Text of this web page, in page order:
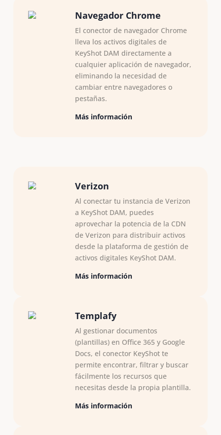
Navegador Chrome
El conector de navegador Chrome
lleva los activos digitales de
KeyShot DAM directamente a
cualquier aplicación de navegador,
eliminando la necesidad de
cambiar entre navegadores o
pestañas.
Más información
Verizon
Al conectar tu instancia de Verizon
a KeyShot DAM, puedes
aprovechar la potencia de la CDN
de Verizon para distribuir activos
desde la plataforma de gestión de
activos digitales KeyShot DAM.
Más información
Templafy
Al gestionar documentos
(plantillas) en Office 365 y Google
Docs, el conector KeyShot te
permite encontrar, filtrar y buscar
fácilmente los recursos que
necesitas desde la propia plantilla.
Más información